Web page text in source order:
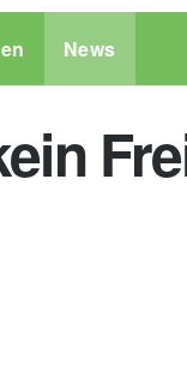
News